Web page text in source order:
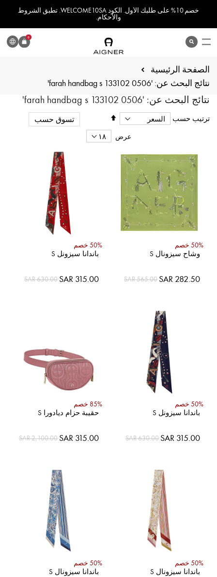
خصم 10% على طلبك الأول. الكود WELCOME10SA. تطبق الشروط
والأحكام.
search المنتج
اللغة
الصفحة الرئيسية
نتائج البحث عن: 'farah handbag s 133102 0506'
نتائج البحث عن: 'farah handbag s 133102 0506'
ترتيب حسب
تحديد
التنازلي
عرض
50% خصم
وشاح سيزونال S
السعر
SAR 282.50
SAR 565.00
50% خصم
باندانا سيزونل S
السعر
SAR 315.00
SAR 630.00
50% خصم
باندانا سيزونل S
السعر
SAR 315.00
SAR 630.00
85% خصم
حقيبة حزام ديادورا S
السعر
SAR 315.00
SAR 2,100.00
50% خصم
باندانا سيزونال S
50% خصم
باندانا سيزونال S
تسوق حسب